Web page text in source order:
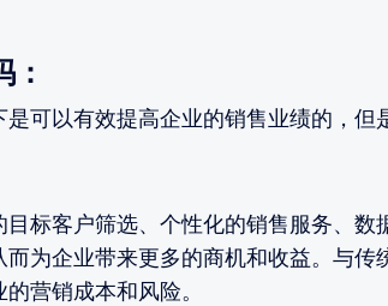
可以有效提高企业的销售业绩的，但
标客户筛选、个性化的销售服务、数
为企业带来更多的商机和收益。与传
营销成本和风险。